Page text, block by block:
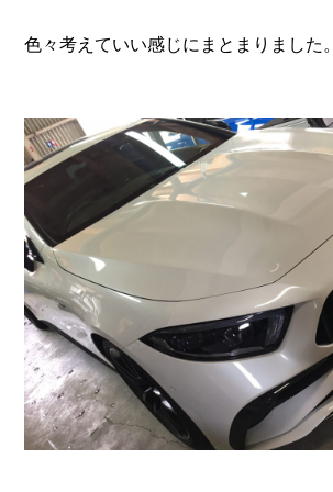
色々考えていい感じにまとまりました。